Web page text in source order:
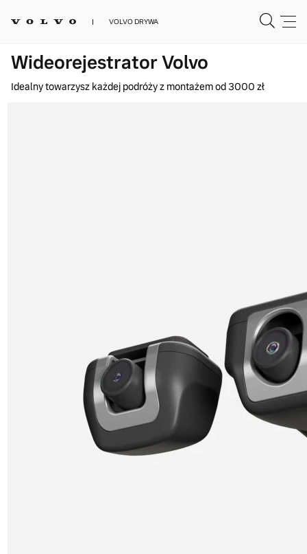
VOLVO DRYWA
Wideorejestrator Volvo
Idealny towarzysz każdej podróży z montażem od 3000 zł